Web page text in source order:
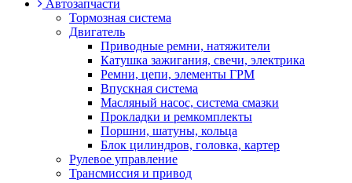
Автозапчасти
Тормозная система
Двигатель
Приводные ремни, натяжители
Катушка зажигания, свечи, электрика
Ремни, цепи, элементы ГРМ
Впускная система
Масляный насос, система смазки
Прокладки и ремкомплекты
Поршни, шатуны, кольца
Блок цилиндров, головка, картер
Рулевое управление
Трансмиссия и привод